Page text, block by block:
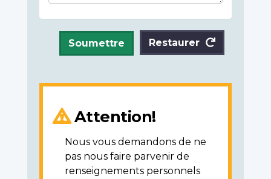
Soumettre Restaurer
Attention!
Nous vous demandons de ne
pas nous faire parvenir de
renseignements personnels